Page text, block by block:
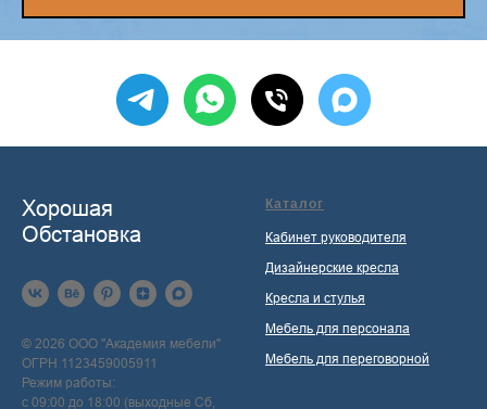
Хорошая
Обстановка
© 2026 ООО "Академия мебели"
ОГРН 1123459005911
Режим работы:
с 09:00 до 18:00 (выходные Сб,
Каталог
Кабинет руководителя
Дизайнерские кресла
Кресла и стулья
Мебель для персонала
Мебель для переговорной